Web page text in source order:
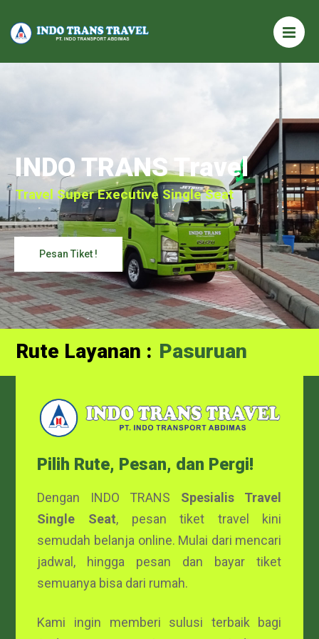
INDO TRANS Travel
Travel Super Executive Single Seat
Pesan Tiket !
Rute Layanan : Probolinggo
Pilih Rute, Pesan, dan Pergi!
Dengan INDO TRANS Spesialis Travel
Single Seat, pesan tiket travel kini
semudah belanja online. Mulai dari mencari
jadwal, hingga pesan dan bayar tiket
semuanya bisa dari rumah.
Kami ingin memberi sulusi terbaik bagi